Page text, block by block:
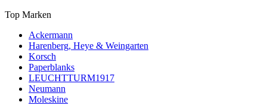
Top Marken
Ackermann
Harenberg, Heye & Weingarten
Korsch
Paperblanks
LEUCHTTURM1917
Neumann
Moleskine